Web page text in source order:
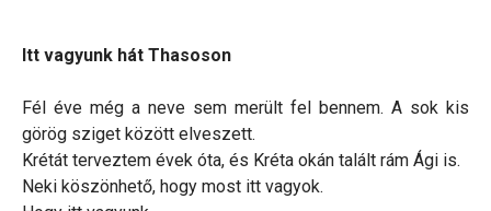
Itt vagyunk hát Thasoson
Fél éve még a neve sem merült fel bennem. A sok kis
görög sziget között elveszett.
Krétát terveztem évek óta, és Kréta okán talált rám Ági is.
Neki köszönhető, hogy most itt vagyok.